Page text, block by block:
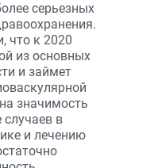
серьезных
что к 2020
из основных
и займет
значимость
в
и лечению